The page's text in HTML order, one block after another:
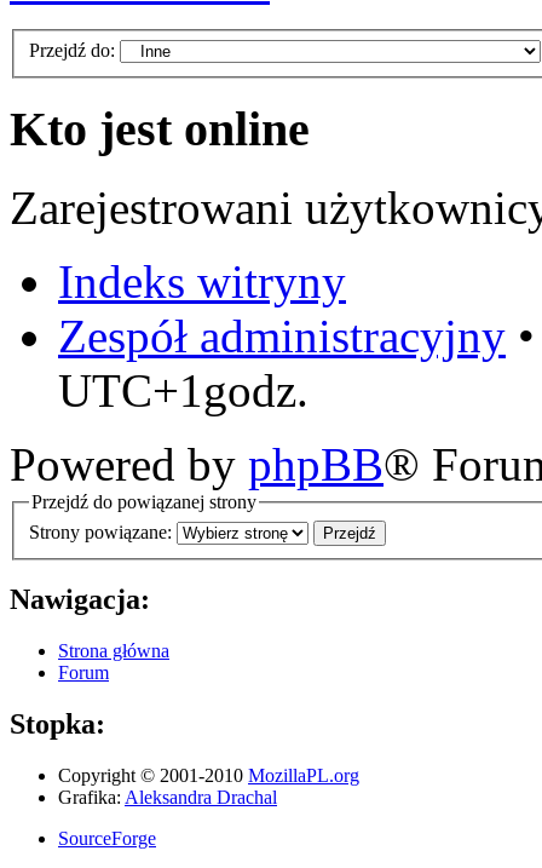
Przejdź do:
Kto jest online
Zarejestrowani
Indeks witryny
Zespół administracyjny
UTC+1godz.
Powered by phpBB®
Przejdź do powiązanej strony
Strony powiązane:
Nawigacja:
Strona główna
Forum
Stopka:
Copyright © 2001-2010 MozillaPL.org
Grafika: Aleksandra Drachal
SourceForge